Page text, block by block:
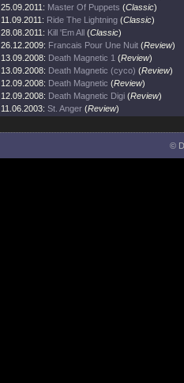
25.09.2011: Master Of Puppets (Classic)
11.09.2011: Ride The Lightning (Classic)
28.08.2011: Kill 'Em All (Classic)
26.12.2009: Francais Pour Une Nuit (Review)
13.09.2008: Death Magnetic 1 (Review)
13.09.2008: Death Magnetic (cyco) (Review)
12.09.2008: Death Magnetic (Review)
12.09.2008: Death Magnetic Digi (Review)
11.06.2003: St. Anger (Review)
©